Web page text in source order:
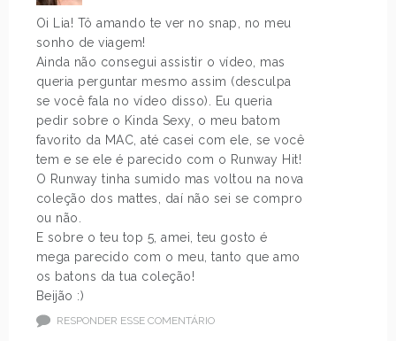
Oi Lia! Tô amando te ver no snap, no meu
sonho de viagem!
Ainda não consegui assistir o vídeo, mas
queria perguntar mesmo assim (desculpa
se você fala no vídeo disso). Eu queria
pedir sobre o Kinda Sexy, o meu batom
favorito da MAC, até casei com ele, se você
tem e se ele é parecido com o Runway Hit!
O Runway tinha sumido mas voltou na nova
coleção dos mattes, daí não sei se compro
ou não.
E sobre o teu top 5, amei, teu gosto é
mega parecido com o meu, tanto que amo
os batons da tua coleção!
Beijão :)
RESPONDER ESSE COMENTÁRIO